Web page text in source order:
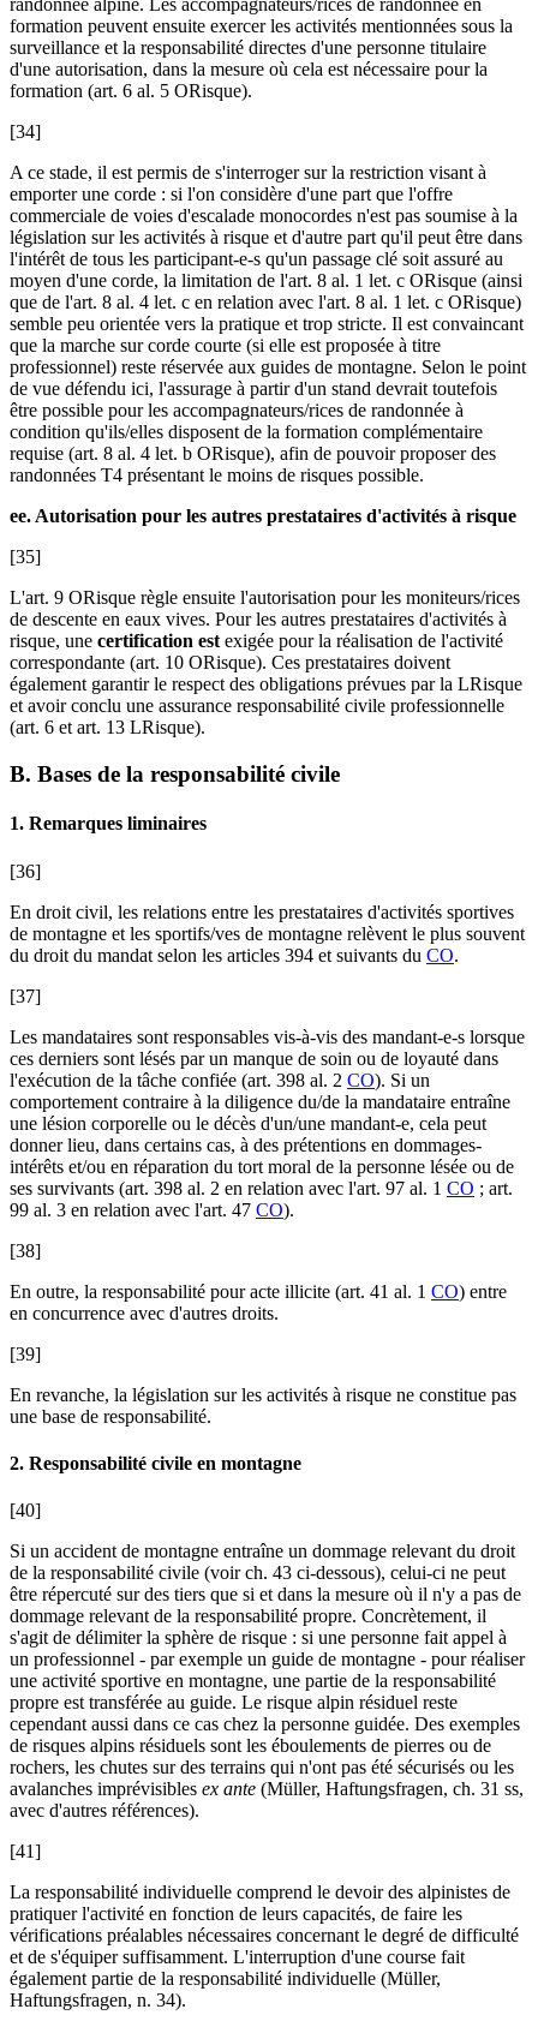
randonnée alpine. Les accompagnateurs/rices de randonnée en
formation peuvent ensuite exercer les activités mentionnées sous la
surveillance et la responsabilité directes d'une personne titulaire
d'une autorisation, dans la mesure où cela est nécessaire pour la
formation (art. 6 al. 5 ORisque).
[34]
A ce stade, il est permis de s'interroger sur la restriction visant à
emporter une corde : si l'on considère d'une part que l'offre
commerciale de voies d'escalade monocordes n'est pas soumise à la
législation sur les activités à risque et d'autre part qu'il peut être dans
l'intérêt de tous les participant-e-s qu'un passage clé soit assuré au
moyen d'une corde, la limitation de l'art. 8 al. 1 let. c ORisque (ainsi
que de l'art. 8 al. 4 let. c en relation avec l'art. 8 al. 1 let. c ORisque)
semble peu orientée vers la pratique et trop stricte. Il est convaincant
que la marche sur corde courte (si elle est proposée à titre
professionnel) reste réservée aux guides de montagne. Selon le point
de vue défendu ici, l'assurage à partir d'un stand devrait toutefois
être possible pour les accompagnateurs/rices de randonnée à
condition qu'ils/elles disposent de la formation complémentaire
requise (art. 8 al. 4 let. b ORisque), afin de pouvoir proposer des
randonnées T4 présentant le moins de risques possible.
ee. Autorisation pour les autres prestataires d'activités à risque
[35]
L'art. 9 ORisque règle ensuite l'autorisation pour les moniteurs/rices
de descente en eaux vives. Pour les autres prestataires d'activités à
risque, une certification est exigée pour la réalisation de l'activité
correspondante (art. 10 ORisque). Ces prestataires doivent
également garantir le respect des obligations prévues par la LRisque
et avoir conclu une assurance responsabilité civile professionnelle
(art. 6 et art. 13 LRisque).
B. Bases de la responsabilité civile
1. Remarques liminaires
[36]
En droit civil, les relations entre les prestataires d'activités sportives
de montagne et les sportifs/ves de montagne relèvent le plus souvent
du droit du mandat selon les articles 394 et suivants du CO.
[37]
Les mandataires sont responsables vis-à-vis des mandant-e-s lorsque
ces derniers sont lésés par un manque de soin ou de loyauté dans
l'exécution de la tâche confiée (art. 398 al. 2 CO). Si un
comportement contraire à la diligence du/de la mandataire entraîne
une lésion corporelle ou le décès d'un/une mandant-e, cela peut
donner lieu, dans certains cas, à des prétentions en dommages-
intérêts et/ou en réparation du tort moral de la personne lésée ou de
ses survivants (art. 398 al. 2 en relation avec l'art. 97 al. 1 CO ; art.
99 al. 3 en relation avec l'art. 47 CO).
[38]
En outre, la responsabilité pour acte illicite (art. 41 al. 1 CO) entre
en concurrence avec d'autres droits.
[39]
En revanche, la législation sur les activités à risque ne constitue pas
une base de responsabilité.
2. Responsabilité civile en montagne
[40]
Si un accident de montagne entraîne un dommage relevant du droit
de la responsabilité civile (voir ch. 43 ci-dessous), celui-ci ne peut
être répercuté sur des tiers que si et dans la mesure où il n'y a pas de
dommage relevant de la responsabilité propre. Concrètement, il
s'agit de délimiter la sphère de risque : si une personne fait appel à
un professionnel - par exemple un guide de montagne - pour réaliser
une activité sportive en montagne, une partie de la responsabilité
propre est transférée au guide. Le risque alpin résiduel reste
cependant aussi dans ce cas chez la personne guidée. Des exemples
de risques alpins résiduels sont les éboulements de pierres ou de
rochers, les chutes sur des terrains qui n'ont pas été sécurisés ou les
avalanches imprévisibles ex ante (Müller, Haftungsfragen, ch. 31 ss,
avec d'autres références).
[41]
La responsabilité individuelle comprend le devoir des alpinistes de
pratiquer l'activité en fonction de leurs capacités, de faire les
vérifications préalables nécessaires concernant le degré de difficulté
et de s'équiper suffisamment. L'interruption d'une course fait
également partie de la responsabilité individuelle (Müller,
Haftungsfragen, n. 34).